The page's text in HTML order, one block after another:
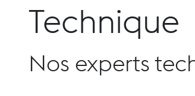
Technique
Nos experts